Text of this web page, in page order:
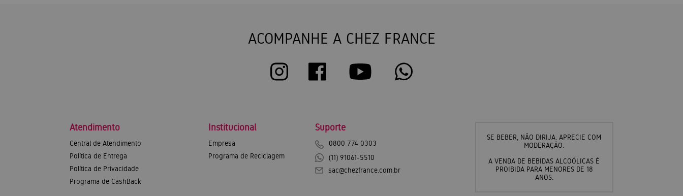
ACOMPANHE A CHEZ FRANCE
Atendimento
Central de Atendimento
Política de Entrega
Política de Privacidade
Programa de CashBack
Institucional
Empresa
Programa de Reciclagem
Suporte
0800 774 0303
(11) 91061-5510
sac@chezfrance.com.br
SE BEBER, NÃO DIRIJA. APRECIE COM
MODERAÇÃO.
A VENDA DE BEBIDAS ALCOÓLICAS É
PROIBIDA PARA MENORES DE 18
ANOS.